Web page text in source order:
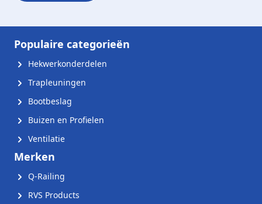
Populaire categorieën
Hekwerkonderdelen
Trapleuningen
Bootbeslag
Buizen en Profielen
Ventilatie
Merken
Q-Railing
RVS Products